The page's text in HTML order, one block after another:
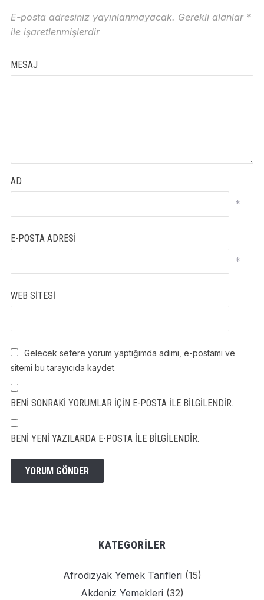
E-posta adresiniz yayınlanmayacak. Gerekli alanlar *
ile işaretlenmişlerdir
MESAJ
AD
*
E-POSTA ADRESI
*
WEB SITESI
Gelecek sefere yorum yaptığımda adımı, e-postamı ve
sitemi bu tarayıcıda kaydet.
BENI SONRAKI YORUMLAR IÇIN E-POSTA ILE BILGILENDIR.
BENI YENI YAZILARDA E-POSTA ILE BILGILENDIR.
KATEGORILER
Afrodizyak Yemek Tarifleri (15)
Akdeniz Yemekleri (32)